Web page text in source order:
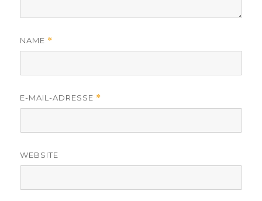
NAME *
E-MAIL-ADRESSE *
WEBSITE